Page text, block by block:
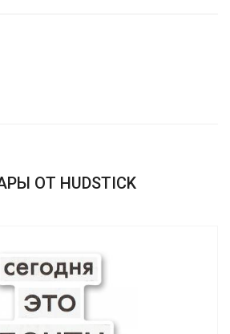
ОТ HUDSTICK